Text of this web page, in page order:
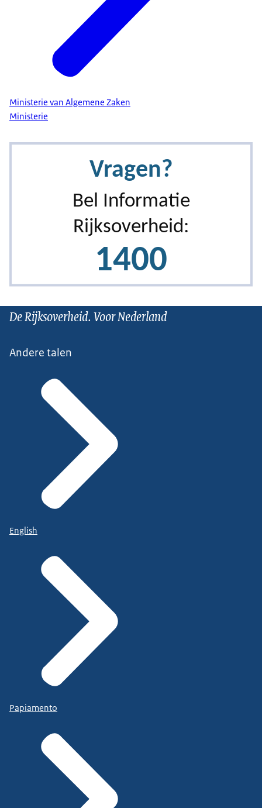
Ministerie van Algemene Zaken
Ministerie
De Rijksoverheid. Voor Nederland
Andere talen
English
Papiamento